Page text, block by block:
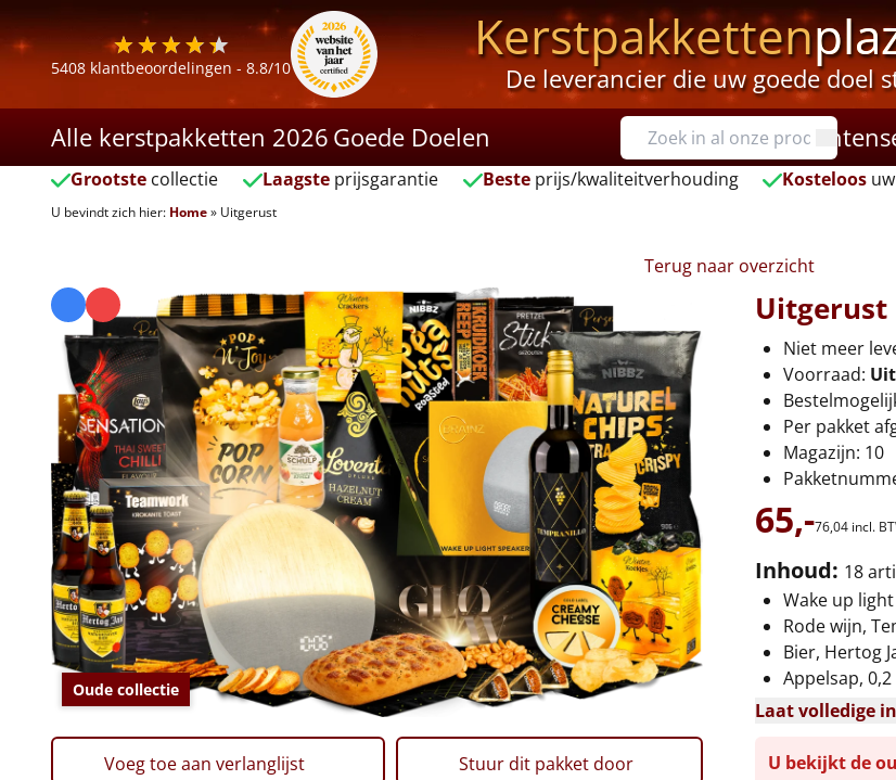
5408 klantbeoordelingen - 8.8/10 Kerstpakketten
De leverancier die uw goede doel
Alle kerstpakketten 2026 Goede Doelen
Grootste collectie Laagsteprijsgarantie Besteprijs/kwaliteitverhouding Kosteloos
U bevindt zich hier: Home» Uitgerust
Terug naar overzicht
Oude collectie
Uitgerust
Niet meer
Voorraad:
Per pakket
Magazijn: 10
65,-76,04 incl.
Inhoud: 18
Wake up light
Rode wijn,
Bier, Hertog
Appelsap,
Laat volledige
Voeg toe aan verlanglijst Stuur dit pakket door
U bekijkt de